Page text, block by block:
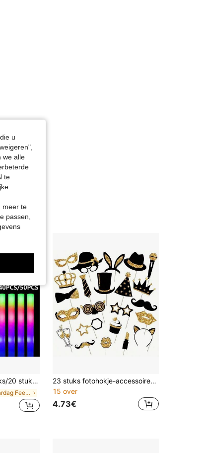
modi, geschikt voor bruiloft, verjaardag, muziekfestival, carnaval, nieuwjaarsgeschenk, kerstverlichting feestbenodigdheden
in Verjaardag Feestje Glow Feestartikelen
23 stuks fotohokje-accessoires, leuke fotografie-accessoires voor verjaardagen, bruiloften, feesten, discocarnaval, mix van hoeden, lippen, stropdassen, kronen, partygames en fotoshootbenodigdheden voor evenementen
15 over
4.73€
u
we alle
te
meer te
passen,